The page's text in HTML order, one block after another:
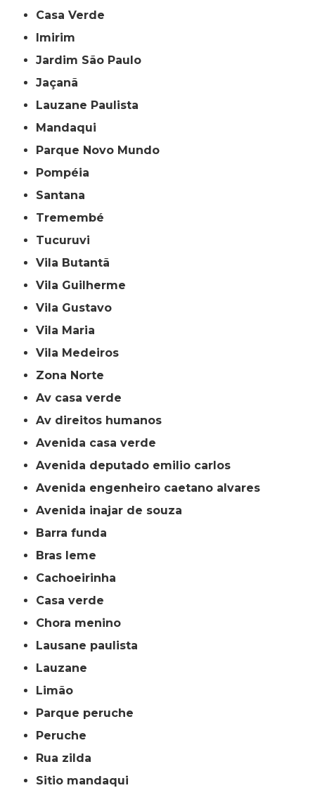
Casa Verde
Imirim
Jardim São Paulo
Jaçanã
Lauzane Paulista
Mandaqui
Parque Novo Mundo
Pompéia
Santana
Tremembé
Tucuruvi
Vila Butantã
Vila Guilherme
Vila Gustavo
Vila Maria
Vila Medeiros
Zona Norte
av casa verde
av direitos humanos
avenida casa verde
avenida deputado emilio carlos
avenida engenheiro caetano alvares
avenida inajar de souza
barra funda
bras leme
cachoeirinha
casa verde
chora menino
lausane paulista
lauzane
limão
parque peruche
peruche
rua zilda
sitio mandaqui